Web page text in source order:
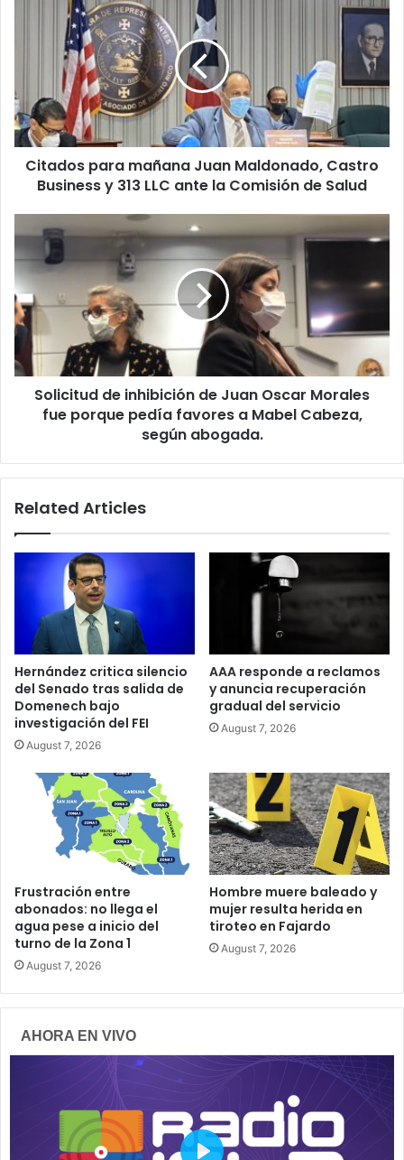
Maldonado,
Castro
Business
y
313
LLC
ante
de
Salud
Citados para mañana Juan Maldonado, Castro
Business y 313 LLC ante la Comisión de Salud
inhibición
de
Juan
Oscar
Morales
fue
porque
pedía
favores
Cabeza,
abogada.
Solicitud de inhibición de Juan Oscar Morales
fue porque pedía favores a Mabel Cabeza,
según abogada.
Related Articles
Hernández critica silencio
del Senado tras salida de
Domenech bajo
investigación del FEI
August 7, 2026
AAA responde a reclamos
y anuncia recuperación
gradual del servicio
August 7, 2026
Frustración entre
abonados: no llega el
agua pese a inicio del
turno de la Zona 1
August 7, 2026
Hombre muere baleado y
mujer resulta herida en
tiroteo en Fajardo
August 7, 2026
AHORA EN VIVO